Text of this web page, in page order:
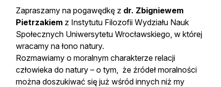
Zapraszamy na pogawędkę z dr. Zbigniewem
Pietrzakiem z Instytutu Filozofii Wydziału Nauk
Społecznych Uniwersytetu Wrocławskiego, w której
wracamy na łono natury.
Rozmawiamy o moralnym charakterze relacji
człowieka do natury – o tym, że źródeł moralności
można doszukiwać się już wśród innych niż my